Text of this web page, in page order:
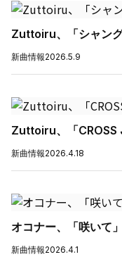
Zuttoiru、「シャン
新曲情報2026.5.9
Zuttoiru、「CROSS
新曲情報2026.4.18
オコナー、「咲いて
新曲情報2026.4.1